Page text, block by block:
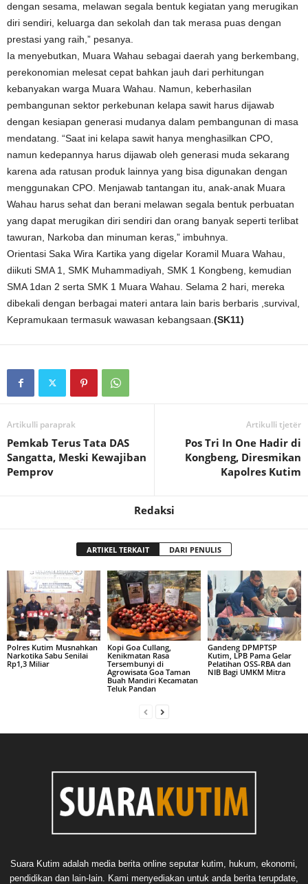
dengan sesama, melawan segala bentuk kegiatan yang merugikan
diri sendiri, keluarga dan sekolah dan tak merasa puas dengan
prestasi yang raih,” pesanya.
Ia menyebutkan, Muara Wahau sebagai daerah yang berkembang,
perekonomian melesat cepat bahkan jauh dari perhitungan
kebanyakan warga Muara Wahau. Namun, keberhasilan
pembangunan sektor perkebunan kelapa sawit harus dijawab
dengan kesiapan generasi mudanya dalam pembangunan di masa
mendatang. “Saat ini kelapa sawit hanya menghasilkan CPO,
namun kedepannya harus dijawab oleh generasi muda sekarang
karena ada ratusan produk lainnya yang bisa digunakan dengan
menggunakan CPO. Menjawab tantangan itu, anak-anak Muara
Wahau harus sehat dan berani melawan segala bentuk perbuatan
yang dapat merugikan diri sendiri dan orang banyak seperti terlibat
tawuran, Narkoba dan minuman keras,” imbuhnya.
Orientasi Saka Wira Kartika yang digelar Koramil Muara Wahau,
diikuti SMA 1, SMK Muhammadiyah, SMK 1 Kongbeng, kemudian
SMA 1dan 2 serta SMK 1 Muara Wahau. Selama 2 hari, mereka
dibekali dengan berbagai materi antara lain baris berbaris ,survival,
Kepramukaan termasuk wawasan kebangsaan. (SK11)
Artikulli paraprak
Pemkab Terus Tata DAS
Sangatta, Meski Kewajiban
Pemprov
Artikulli tjetër
Pos Tri In One Hadir di
Kongbeng, Diresmikan
Kapolres Kutim
Redaksi
ARTIKEL TERKAIT DARI PENULIS
Polres Kutim Musnahkan
Narkotika Sabu Senilai
Rp1,3 Miliar
Kopi Goa Cullang,
Kenikmatan Rasa
Tersembunyi di
Agrowisata Goa Taman
Buah Mandiri Kecamatan
Teluk Pandan
Gandeng DPMPTSP
Kutim, LPB Pama Gelar
Pelatihan OSS-RBA dan
NIB Bagi UMKM Mitra
Suara Kutim adalah media berita online seputar kutim, hukum, ekonomi,
pendidikan dan lain-lain. Kami menyediakan untuk anda berita terupdate,